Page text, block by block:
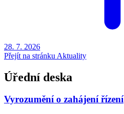
28. 7. 2026
Přejít na stránku Aktuality
Úřední deska
Vyrozumění o zahájení řízení